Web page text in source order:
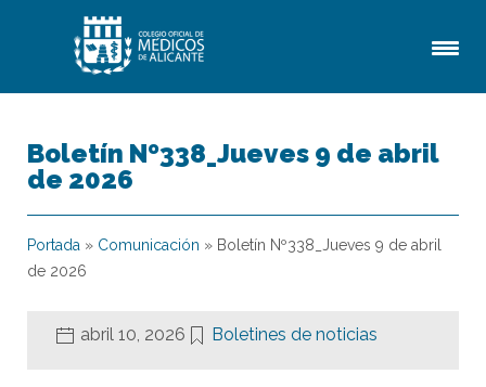
Boletín Nº338_Jueves 9 de abril
de 2026
Portada » Comunicación » Boletín Nº338_Jueves 9 de abril
de 2026
abril 10, 2026 Boletines de noticias